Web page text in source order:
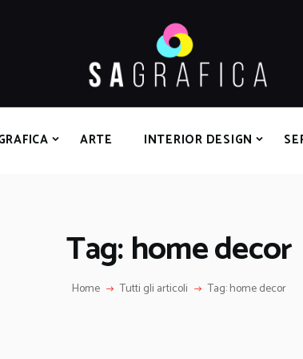
ARTE INTERIOR DESIGN
Tag: home decor
Home Tutti gli articoli Tag: home decor
DESIGN